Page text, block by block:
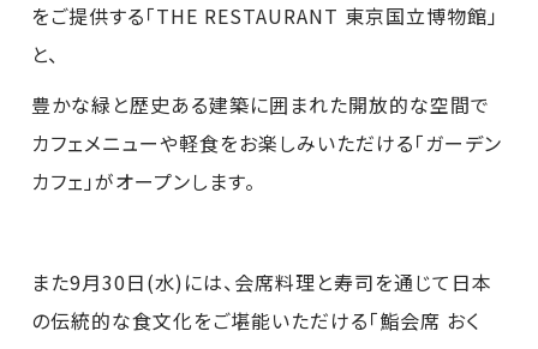
をご提供する「THE RESTAURANT 東京国立博物館」
と、
豊かな緑と歴史ある建築に囲まれた開放的な空間で
カフェメニューや軽食をお楽しみいただける「ガーデン
カフェ」がオープンします。
また9月30日(水)には、会席料理と寿司を通じて日本
の伝統的な食文化をご堪能いただける「鮨会席 おく